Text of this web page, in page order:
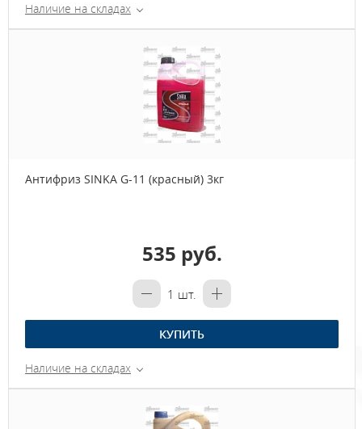
Наличие на складах
Антифриз SINKA G-11 (красный) 3кг
535 руб.
1 шт.
КУПИТЬ
Наличие на складах